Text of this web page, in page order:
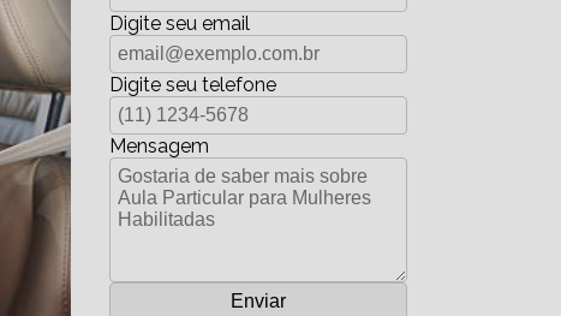
Digite seu email
Digite seu telefone
Mensagem